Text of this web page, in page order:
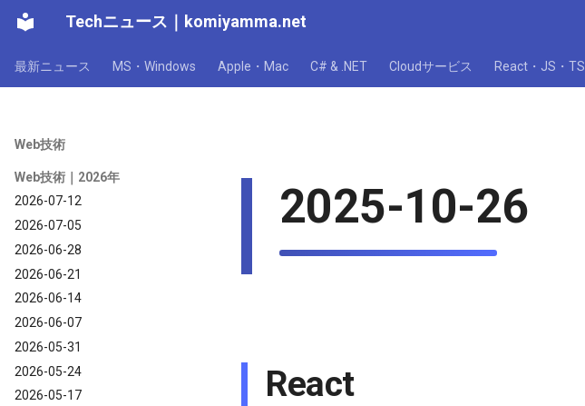
Techニュース komiyamma.net
最新ニュース MS・Windows Apple・Mac C# & .NET Cloudサービス React・JS・TS
Web技術
Web技術｜2026年
2026-07-12
2026-07-05
2026-06-28
2026-06-21
2026-06-14
2026-06-07
2026-05-31
2026-05-24
2026-05-17
2025-10-26
React